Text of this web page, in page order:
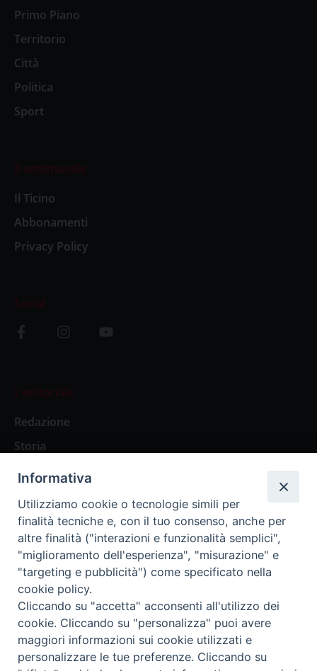
Primo Piano
Territorio
Città
Politica
Sport
Il settimanale
Il Ticino
Abbonamenti
Privacy Policy
Social
L’editoriale
Redazione
Storia
Abbonamenti
Abbonamento Annuale Digitale
Abbonamento Annuale Cartaceo
Abbonamento Singola Copia Digitale
Redazione: Pavia, Piazza Duomo 11 - tel. 0382.24736 -
Informativa
Utilizziamo cookie o tecnologie simili per
finalità tecniche e, con il tuo consenso, anche per
altre finalità ("interazioni e funzionalità semplici",
"miglioramento dell'esperienza", "misurazione" e
"targeting e pubblicità") come specificato nella
cookie policy.
Cliccando su "accetta" acconsenti all'utilizzo dei
cookie. Cliccando su "personalizza" puoi avere
maggiori informazioni sui cookie utilizzati e
personalizzare le tue preferenze. Cliccando su